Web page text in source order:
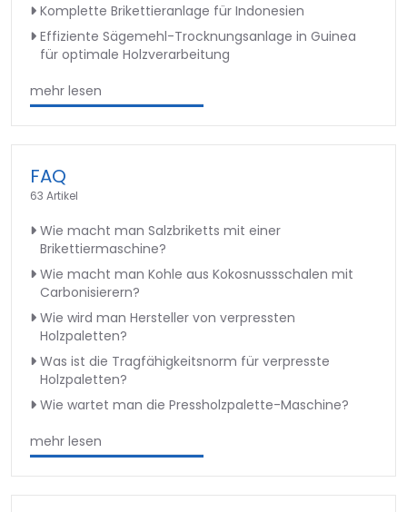
Komplette Brikettieranlage für Indonesien
Effiziente Sägemehl-Trocknungsanlage in Guinea
für optimale Holzverarbeitung
mehr lesen
FAQ
63 Artikel
Wie macht man Salzbriketts mit einer
Brikettiermaschine?
Wie macht man Kohle aus Kokosnussschalen mit
Carbonisierern?
Wie wird man Hersteller von verpressten
Holzpaletten?
Was ist die Tragfähigkeitsnorm für verpresste
Holzpaletten?
Wie wartet man die Pressholzpalette-Maschine?
mehr lesen